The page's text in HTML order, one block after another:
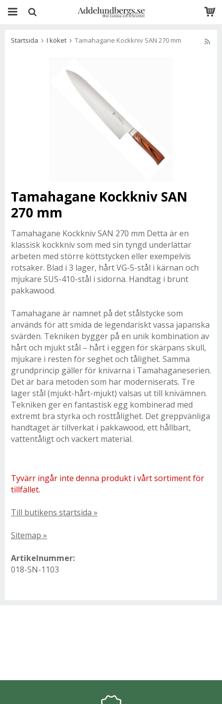
Startsida I köket Tamahagane Kockkniv SAN 270 mm
Tamahagane Kockkniv SAN
270 mm
Tamahagane Kockkniv SAN 270 mm Detta är en
klassisk kockkniv som med sin tyngd underlättar
arbeten med större köttstycken eller exempelvis
rotsaker. Blad i 3 lager, hårt VG-5-stål i kärnan och
mjukare SUS-410-stål i sidorna. Handtag i brunt
pakkawood.
Tamahagane är namnet på det stålstycke som
används för att smida de legendariskt vassa japanska
svärden. Tekniken bygger på en unik kombination av
hårt och mjukt stål – hårt i eggen för skärpans skull,
mjukare i resten för seghet och tålighet. Samma
grundprincip gäller för knivarna i Tamahaganeserien.
Det är bara metoden som har moderniserats. Tre
lager stål (mjukt-hårt-mjukt) valsas ut till knivämnen.
Tekniken ger en fantastisk egg kombinerad med
extremt bra styrka och rosttålighet. Det greppvänliga
handtaget är tillverkat i pakkawood, ett hållbart,
vattentåligt och vackert material.
Tyvärr ingår inte denna produkt i vårt sortiment för
tillfället.
Till butikens startsida »
Sitemap »
Artikelnummer:
018-SN-1103